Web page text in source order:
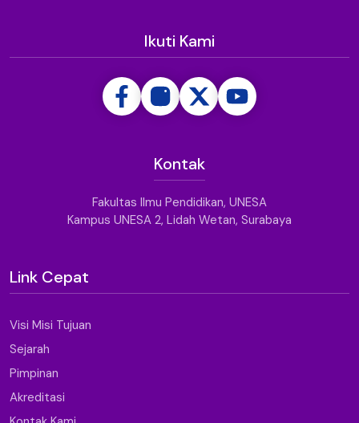
Ikuti Kami
Kontak
Fakultas Ilmu Pendidikan, UNESA
Kampus UNESA 2, Lidah Wetan, Surabaya
Link Cepat
Visi Misi Tujuan
Sejarah
Pimpinan
Akreditasi